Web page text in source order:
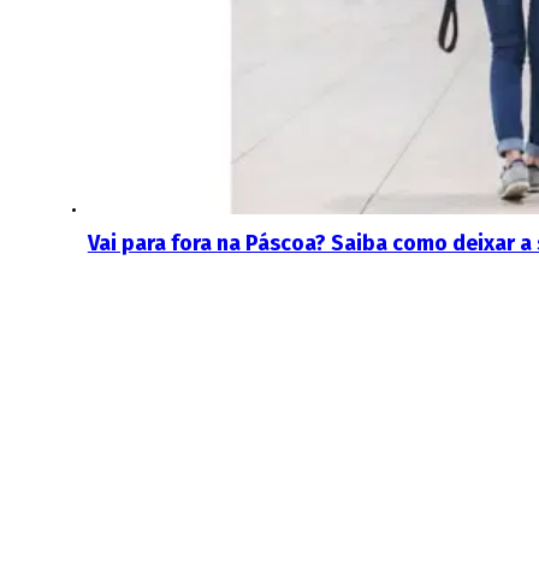
Vai para fora na Páscoa? Saiba como deixar